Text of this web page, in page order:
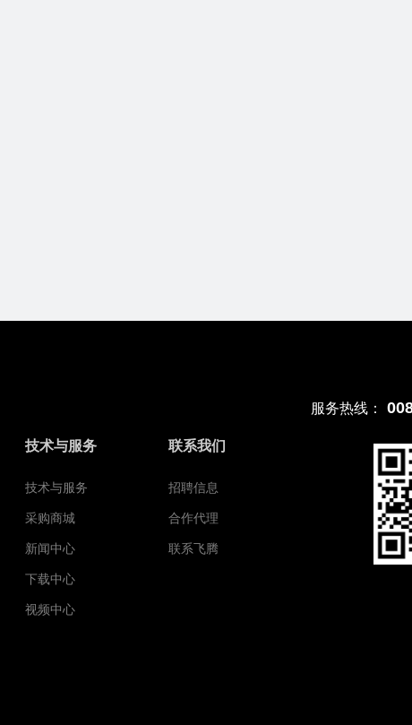
技术与服务
技术与服务
采购商城
新闻中心
下载中心
视频中心
联系我们
招聘信息
合作代理
联系飞腾
服务热线：